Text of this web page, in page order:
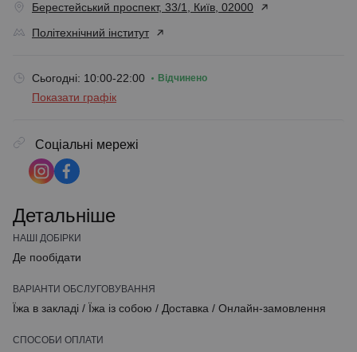
Берестейський проспект, 33/1, Київ, 02000
Політехнічний інститут
Сьогодні: 10:00-22:00 Відчинено
Показати графік
Соціальні мережі
Детальніше
НАШІ ДОБІРКИ
Де пообідати
ВАРІАНТИ ОБСЛУГОВУВАННЯ
Їжа в закладі / Їжа із собою / Доставка / Онлайн-замовлення
СПОСОБИ ОПЛАТИ